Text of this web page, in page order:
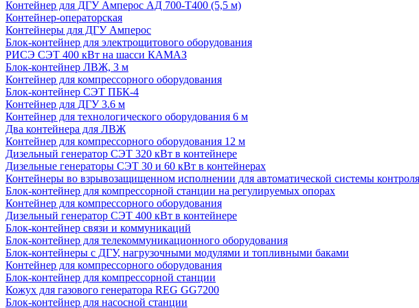
Контейнер для ДГУ Амперос АД 700-Т400 (5,5 м)
Контейнер-операторская
Контейнеры для ДГУ Амперос
Блок-контейнер для электрощитового оборудования
РИСЭ СЭТ 400 кВт на шасси КАМАЗ
Блок-контейнер ЛВЖ, 3 м
Контейнер для компрессорного оборудования
Блок-контейнер СЭТ ПБК-4
Контейнер для ДГУ 3.6 м
Контейнер для технологического оборудования 6 м
Два контейнера для ЛВЖ
Контейнер для компрессорного оборудования 12 м
Дизельный генератор СЭТ 320 кВт в контейнере
Дизельные генераторы СЭТ 30 и 60 кВт в контейнерах
Контейнеры во взрывозащищенном исполнении для автоматической системы
Блок-контейнер для компрессорной станции на регулируемых опорах
Контейнер для компрессорного оборудования
Дизельный генератор СЭТ 400 кВт в контейнере
Блок-контейнер связи и коммуникаций
Блок-контейнер для телекоммуникационного оборудования
Блок-контейнеры с ДГУ, нагрузочными модулями и топливными баками
Контейнер для компрессорного оборудования
Блок-контейнер для компрессорной станции
Кожух для газового генератора REG GG7200
Блок-контейнер для насосной станции